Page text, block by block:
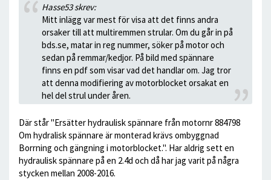
Hasse53 skrev:
Mitt inlägg var mest för visa att det finns andra
orsaker till att multiremmen strular. Om du går in på
bds.se, matar in reg nummer, söker på motor och
sedan på remmar/kedjor. På bild med spännare
finns en pdf som visar vad det handlar om. Jag tror
att denna modifiering av motorblocket orsakat en
hel del strul under åren.
Där står "Ersätter hydraulisk spännare från motornr 884798
Om hydralisk spännare är monterad krävs ombyggnad
Borrning och gängning i motorblocket.". Har aldrig sett en
hydraulisk spännare på en 2.4d och då har jag varit på några
stycken mellan 2008-2016.